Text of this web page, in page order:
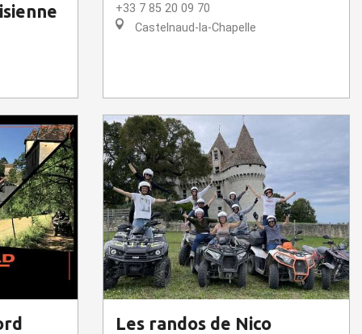
+33 7 85 20 09 70
Castelnaud-la-Chapelle
Les randos de Nico